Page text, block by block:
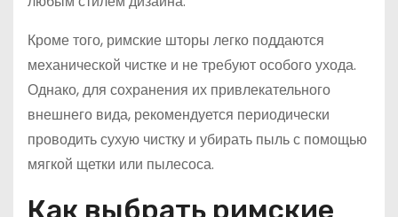
Кроме того, римские шторы легко поддаются
механической чистке и не требуют особого ухода.
Однако, для сохранения их привлекательного
внешнего вида, рекомендуется периодически
проводить сухую чистку и убирать пыль с помощью
мягкой щетки или пылесоса.
Как выбрать римские